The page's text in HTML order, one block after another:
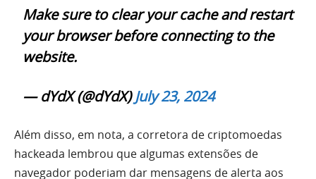
Make sure to clear your cache and restart
your browser before connecting to the
website.
— dYdX (@dYdX)July 23, 2024
Além disso, em nota, a corretora de criptomoedas
hackeada lembrou que algumas extensões de
navegador poderiam dar mensagens de alerta aos